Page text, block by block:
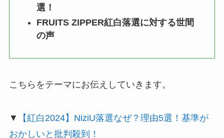
選！
FRUITS ZIPPER紅白落選に対する世間
の声
こちらをテーマにお伝えしていきます。
▼
【紅白2024】NiziU落選なぜ？理由5選！基準が
おかしいと批判殺到！